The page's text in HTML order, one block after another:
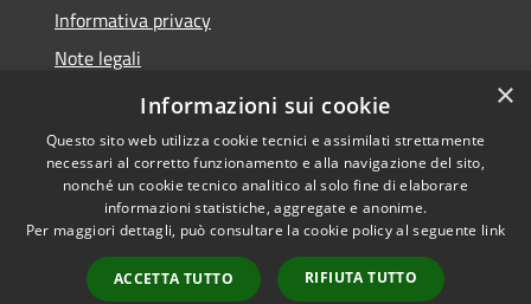
Informativa privacy
Note legali
Dichiarazione di accessibilità
Accessibilità
Copyright © 2021 •
Comune di Concesio •
Powered byMunicipium
×
Informazioni sui cookie
Questo sito web utilizza cookie tecnici e assimilati strettamente
necessari al corretto funzionamento e alla navigazione del sito,
nonché un cookie tecnico analitico al solo fine di elaborare
informazioni statistiche, aggregate e anonime.
Per maggiori dettagli, può consultare la cookie policy al seguente link
ACCETTA TUTTO RIFIUTA TUTTO